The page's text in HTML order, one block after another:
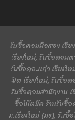
รับซื้อคอมมือสอง เชีย
เชียงใหม่, รับซื้อคอม
รับซื้อคอมเก่า เชียงใ
ฟิต เชียงใหม่, รับซื้อค
รับซื้อคอมสำนักงาน เ
ซื้อโน๊ตบุ๊ค ร้านรับซื้
ม.เชียงใหม่ (มช), รับ